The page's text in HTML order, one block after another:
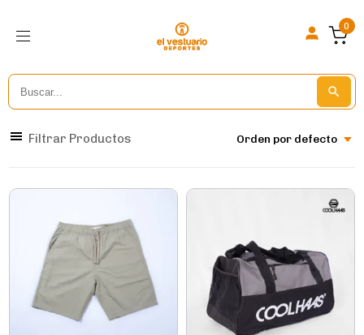
0
Search
for:
Search
Filtrar Productos Orden por defecto